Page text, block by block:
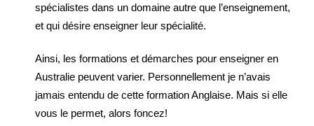
spécialistes dans un domaine autre que l’enseignement,
et qui désire enseigner leur spécialité.
Ainsi, les formations et démarches pour enseigner en
Australie peuvent varier. Personnellement je n’avais
jamais entendu de cette formation Anglaise. Mais si elle
vous le permet, alors foncez!